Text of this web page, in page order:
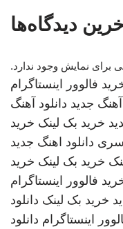
دیدگاه‌ها
برای نمایش وجود ندارد.
فالوور اینستاگرام
آهنگ جدید دانلود آهنگ
خرید بک لینک خرید
دانلود اهنگ جدید
خرید بک لینک خرید
فالوور اینستاگرام
خرید بک لینک دانلود
اینستاگرام دانلود